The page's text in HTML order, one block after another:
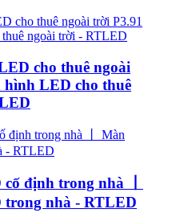
cho thuê ngoài
LED cho thuê
định trong nhà 丨
nhà - RTLED